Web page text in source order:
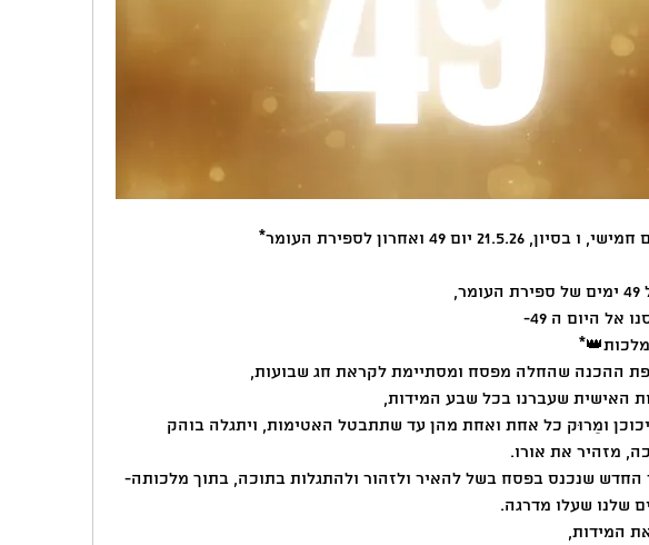
יום 49 ואחרון לספירת העומר*
אל היום ה 49-
ההכנה שהחלה מפסח ומסתיימת לקראת חג שבועות,
האישית שעברנו בכל שבע המידות,
מזהיר את אורו.
שלנו שעלו מדרגה.
המידות,